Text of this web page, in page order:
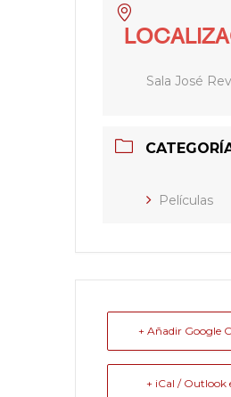
Sala José
Películas
+ Añadir Google
+ iCal / Outlook